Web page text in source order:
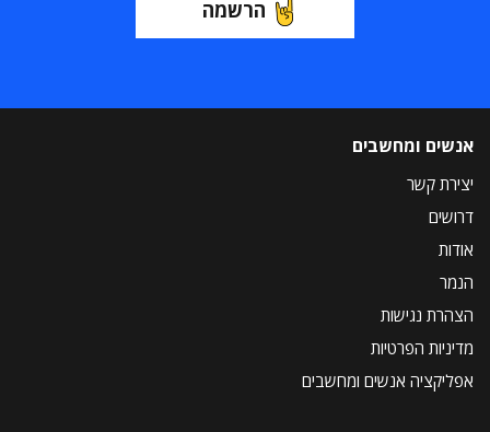
הרשמה
אנשים ומחשבים
יצירת קשר
דרושים
אודות
הנמר
הצהרת נגישות
מדיניות הפרטיות
אפליקציה אנשים ומחשבים